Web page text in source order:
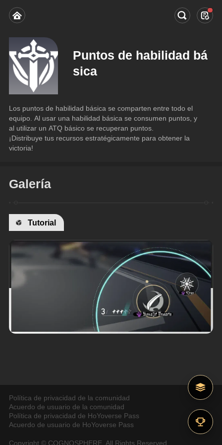
Puntos de habilidad bá
sica
Los puntos de habilidad básica se comparten entre todo el
equipo. Al usar una habilidad básica se consumen puntos, y
al utilizar un ATQ básico se recuperan puntos.
¡Distribuye tus recursos estratégicamente para obtener la
victoria!
Galería
Tutorial
Política de privacidad de la comunidad
Acuerdo de usuario de la comunidad
Política de privacidad de HoYoverse Pass
Acuerdo de usuario de HoYoverse Pass
Copyright © COGNOSPHERE. All Rights Reserved.